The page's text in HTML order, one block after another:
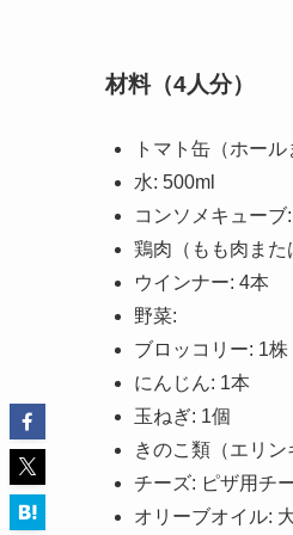
材料（4人分）
トマト缶（ホー
水: 500ml
コンソメキューブ
鶏肉（もも肉また
ウインナー: 4本
野菜:
ブロッコリー: 1株
にんじん: 1本
玉ねぎ: 1個
きのこ類（エリ
チーズ: ピザ用チ
オリーブオイル: